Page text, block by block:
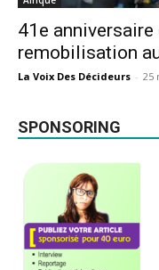
41e anniversaire
remobilisation
La Voix Des Décideurs - 25
SPONSORING